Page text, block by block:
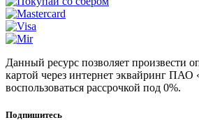
Данный ресурс позволяет произвести
картой через интернет эквайринг
воспользоваться рассрочкой под 0%.
Подпишитесь